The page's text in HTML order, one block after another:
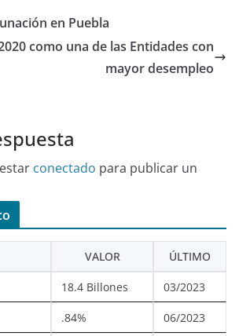
en Puebla
como una de las Entidades con
mayor desempleo
conectado para publicar un
VALOR ÚLTIMO
18.4 Billones 03/2023
.84% 06/2023